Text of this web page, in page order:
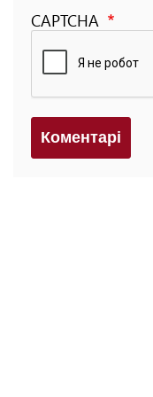
CAPTCHA
Коментарi